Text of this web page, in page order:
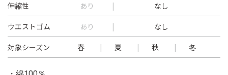
伸縮性 あり なし
ウエストゴム あり なし
対象シーズン 春 夏 秋 冬